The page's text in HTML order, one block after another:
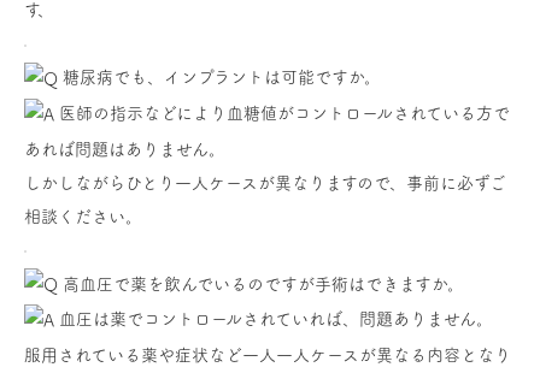
す、
糖尿病でも、インプラントは可能ですか。
医師の指示などにより血糖値がコントロールされている方で
あれば問題はありません。
しかしながらひとり一人ケースが異なりますので、事前に必ずご
相談ください。
高血圧で薬を飲んでいるのですが手術はできますか。
血圧は薬でコントロールされていれば、問題ありません。
服用されている薬や症状など一人一人ケースが異なる内容となり